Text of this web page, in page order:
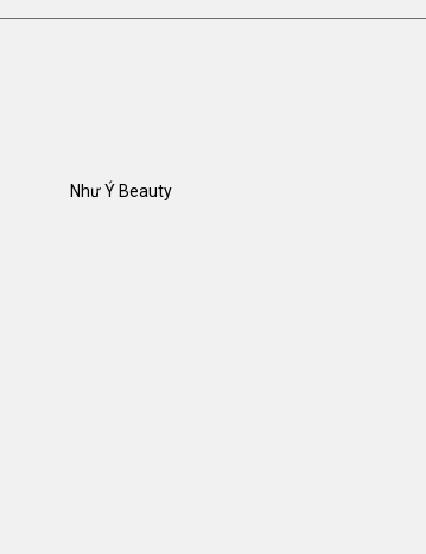
Như Ý Beauty